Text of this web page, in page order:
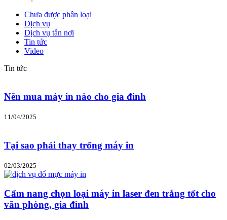
Chưa được phân loại
Dịch vụ
Dịch vụ tân nơi
Tin tức
Video
Tin tức
Nên mua máy in nào cho gia đình
11/04/2025
Tại sao phải thay trống máy in
02/03/2025
Cẩm nang chọn loại máy in laser đen trắng tốt cho
văn phòng, gia đình